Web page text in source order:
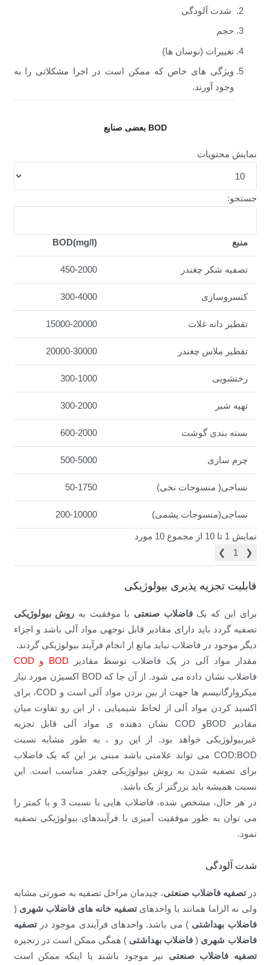
شدت آلودگی
حجم
تغییرات (نوسان ها)
ویژگی های خاص که ممکن است در اجرا مشکلاتی را به
وجود آورند.
BOD بعضی صنایع
نمایش محتویات
جستجو:
منبع BOD(mg/l)
تصفیه شکر چغندر 450-2000
کنسروسازی 300-4000
تقطیر دانه غلات 15000-20000
تقطیر ملاس چغندر 20000-30000
رختشویی 300-1000
تهیه شیر 300-2000
بسته بندی گوشت 600-2000
چرم سازی 500-5000
نساجی( منسوجات نخی) 50-1750
نساجی(منسوجات پشمی) 200-10000
نمایش 1 تا 10 از مجموع 10 مورد
❮
1
❯
قابلیت تجزیه پذیری بیولوژیکی
برای این که یکفاضلاب صنعتی با موفقیت به روش بیولوژیکی
تصفیه گردد باید دارای مقادیر قابل توجهی مواد آلی باشد و اجزاء
دیگر موجود در فاضلاب نباید مانع از انجام فرآیند بیولوژیکی گردند.
مقدار مواد آلی در یک فاضلاب توسط مقادیر
فاضلاب نشان داده می شود. از آن جا که BOD اکسیژن مورد نیاز
میکروارگانیسم ها جهت از بین بردن مواد آلی است و COD، برای
اکسید کردن مواد آلی از لحاظ شیمیایی ، از این رو تفاوت میان
مقادیر BODو COD نشان دهنده ی مواد آلی قابل تجزیه
غیربیولوژیکی خواهد بود. از این رو ، به طور مشابه نسبت
COD:BOD می تواند علامتی باشد مبنی بر این که یک فاضلاب
برای تصفیه شدن به روش بیولوژیکی چقدر مناسب است. این
نسبت همیشه باید بزرگتر از یک باشد.
در هر حال، مشخص شده، فاضلاب هایی با نسبت 3 و یا کمتر را
می توان به طور موفقیت آمیزی با فرآیندهای بیولوژیکی تصفیه
نمود.
شدت آلودگی
درتصفیه فاضلاب صنعتی، چیدمان مراحل تصفیه به صورتی مشابه
ولی نه الزاما همانند با واحدهای تصفیه خانه های فاضلاب شهری (
فاضلاب بهداشتی ) می باشد. واحدهای فرآیندی موجود درتصفیه
فاضلاب شهری ( فاضلاب بهداشتی ) همگی ممکن است در زنجیره
تصفیه فاضلاب صنعتی نیز موجود باشند یا اینکه ممکن است